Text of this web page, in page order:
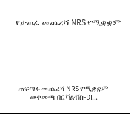
ጠፍጣፋ መጨረሻ NRS የሚቋቋም
መቀመጫ በር ቫልቭስ-DI...